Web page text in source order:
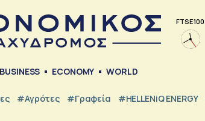
FTSE 100
BUSINESS ECONOMY WORLD
#Αγρότες #Γραφεία #HELLENiQ ENERGY